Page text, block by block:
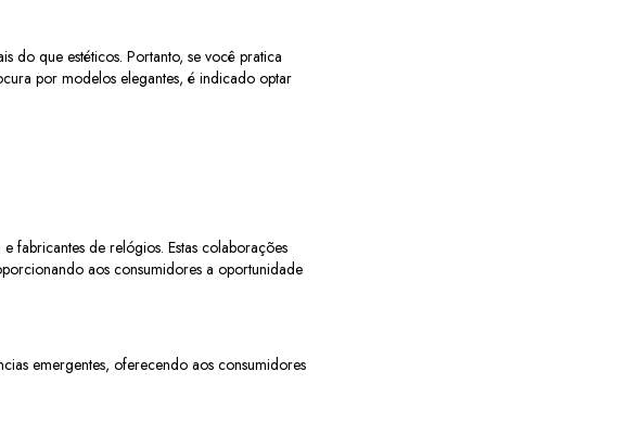
do que estéticos. Portanto, se você pratica
por modelos elegantes, é indicado optar
fabricantes de relógios. Estas colaborações
aos consumidores a oportunidade
emergentes, oferecendo aos consumidores